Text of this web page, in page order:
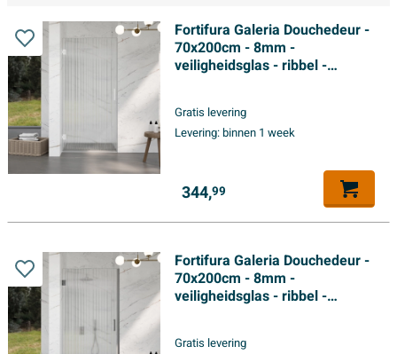
Fortifura Galeria Douchedeur -
70x200cm - 8mm -
veiligheidsglas - ribbel -
Gratis levering
Levering:binnen 1 week
344,99
Fortifura Galeria Douchedeur -
70x200cm - 8mm -
veiligheidsglas - ribbel -
Gratis levering